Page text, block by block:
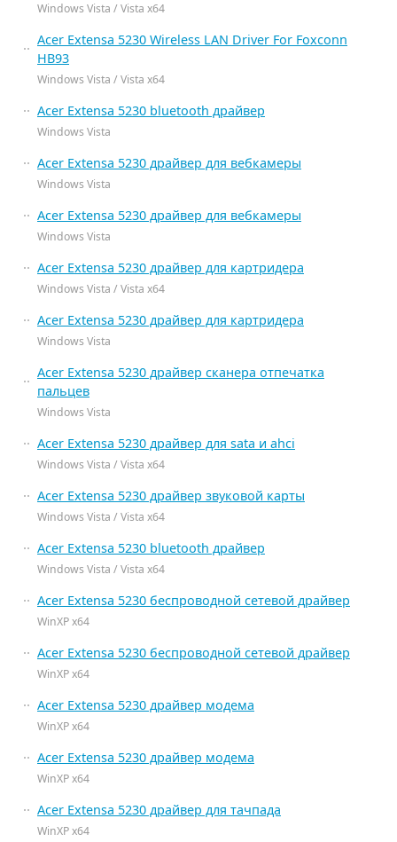
Windows Vista / Vista x64
Acer Extensa 5230 Wireless LAN Driver For Foxconn
HB93
Windows Vista / Vista x64
Acer Extensa 5230 bluetooth драйвер
Windows Vista
Acer Extensa 5230 драйвер для вебкамеры
Windows Vista
Acer Extensa 5230 драйвер для вебкамеры
Windows Vista
Acer Extensa 5230 драйвер для картридера
Windows Vista / Vista x64
Acer Extensa 5230 драйвер для картридера
Windows Vista
Acer Extensa 5230 драйвер сканера отпечатка
пальцев
Windows Vista
Acer Extensa 5230 драйвер для sata и ahci
Windows Vista / Vista x64
Acer Extensa 5230 драйвер звуковой карты
Windows Vista / Vista x64
Acer Extensa 5230 bluetooth драйвер
Windows Vista / Vista x64
Acer Extensa 5230 беспроводной сетевой драйвер
WinXP x64
Acer Extensa 5230 беспроводной сетевой драйвер
WinXP x64
Acer Extensa 5230 драйвер модема
WinXP x64
Acer Extensa 5230 драйвер модема
WinXP x64
Acer Extensa 5230 драйвер для тачпада
WinXP x64